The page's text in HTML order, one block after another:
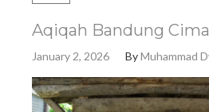
Aqiqah Bandung
January 2, 2026 ByMuhammad